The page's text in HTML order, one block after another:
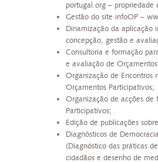
portugal.org – propriedade
Gestão do site infoOP –
Dinamização da aplicação
concepção, gestão e
Consultoria e formação
e avaliação de
Organização de Encontros
Orçamentos Participativos;
Organização de acções de
Participativos;
Edição de publicações
Diagnósticos de
(Diagnóstico das práticas
cidadãos e desenho de